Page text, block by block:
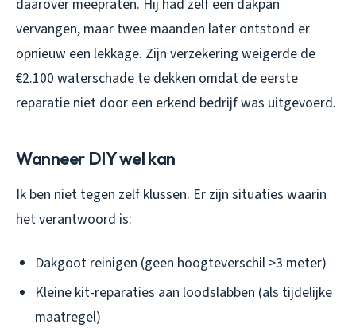
daarover meepraten. Hij had zelf een dakpan
vervangen, maar twee maanden later ontstond er
opnieuw een lekkage. Zijn verzekering weigerde de
€2.100 waterschade te dekken omdat de eerste
reparatie niet door een erkend bedrijf was uitgevoerd.
Wanneer DIY wel kan
Ik ben niet tegen zelf klussen. Er zijn situaties waarin
het verantwoord is:
Dakgoot reinigen (geen hoogteverschil >3 meter)
Kleine kit-reparaties aan loodslabben (als tijdelijke
maatregel)